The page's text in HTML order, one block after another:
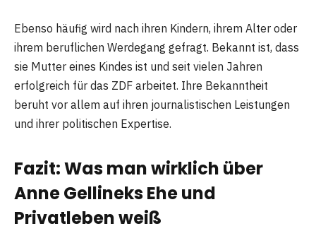
Ebenso häufig wird nach ihren Kindern, ihrem Alter oder
ihrem beruflichen Werdegang gefragt. Bekannt ist, dass
sie Mutter eines Kindes ist und seit vielen Jahren
erfolgreich für das ZDF arbeitet. Ihre Bekanntheit
beruht vor allem auf ihren journalistischen Leistungen
und ihrer politischen Expertise.
Fazit: Was man wirklich über
Anne Gellineks Ehe und
Privatleben weiß